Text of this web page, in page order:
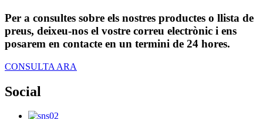
Per a consultes sobre els nostres productes o llista de
preus, deixeu-nos el vostre correu electrònic i ens
posarem en contacte en un termini de 24 hores.
CONSULTA ARA
Social